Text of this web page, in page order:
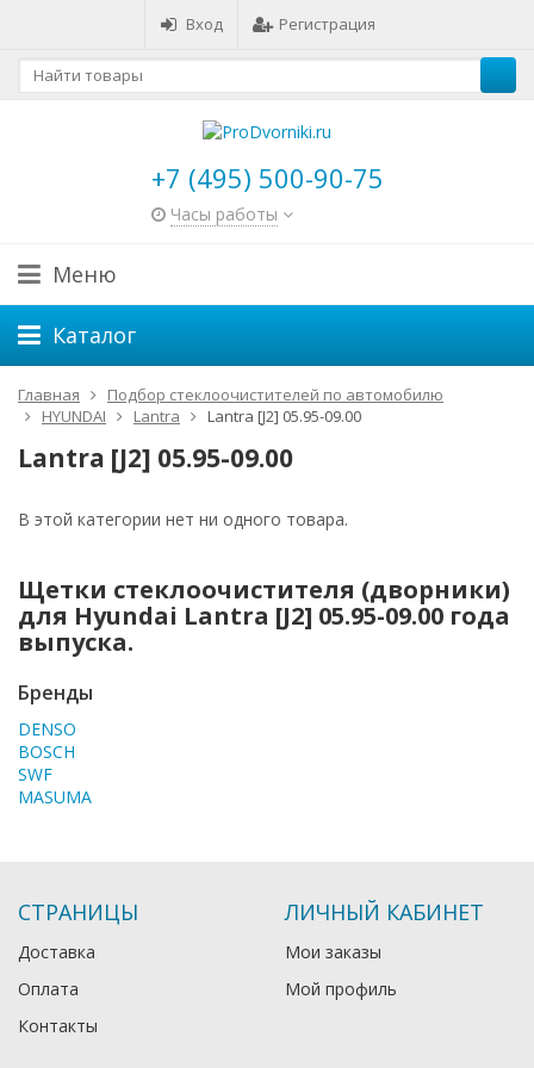
Вход Регистрация
+7 (495) 500-90-75
Часы работы
Меню
Каталог
Главная
Подбор стеклоочистителей по автомобилю
HYUNDAI
Lantra Lantra [J2] 05.95-09.00
Lantra [J2] 05.95-09.00
В этой категории нет ни одного товара.
Щетки стеклоочистителя (дворники)
для Hyundai Lantra [J2] 05.95-09.00 года
выпуска.
Бренды
DENSO
BOSCH
SWF
MASUMA
СТРАНИЦЫ
Доставка
Оплата
Контакты
ЛИЧНЫЙ КАБИНЕТ
Мои заказы
Мой профиль